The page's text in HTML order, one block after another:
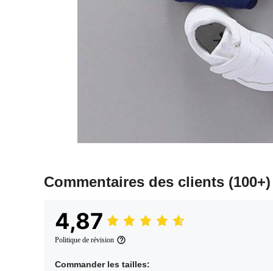
Commentaires des clients (100+)
4,87
Politique de révision
Commander les tailles: